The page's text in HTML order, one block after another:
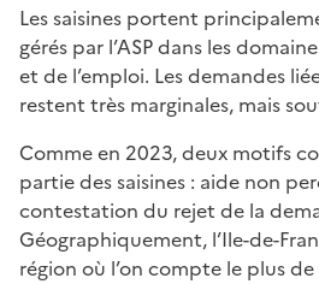
Les saisines portent
gérés par l’ASP dans les
et de l’emploi. Les demandes
restent très marginales, mais
Comme en 2023, deux motifs
partie des saisines : aide non
contestation du rejet de la
Géographiquement, l’Ile-de-
région où l’on compte le plus